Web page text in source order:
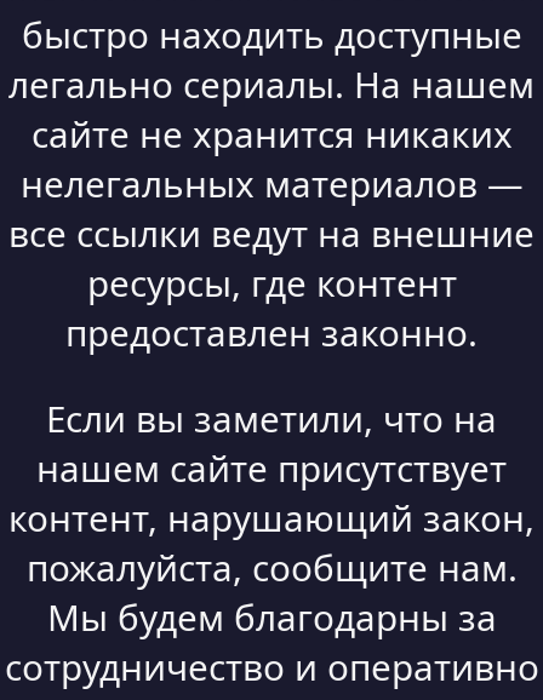
быстро находить доступные
легально сериалы. На нашем
сайте не хранится никаких
нелегальных материалов —
все ссылки ведут на внешние
ресурсы, где контент
предоставлен законно.
Если вы заметили, что на
нашем сайте присутствует
контент, нарушающий закон,
пожалуйста, сообщите нам.
Мы будем благодарны за
сотрудничество и оперативно